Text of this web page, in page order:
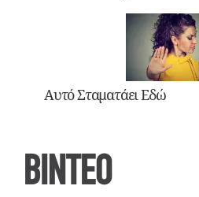
Αυτό Σταματάει Εδώ
ΒΙΝΤΕΟ